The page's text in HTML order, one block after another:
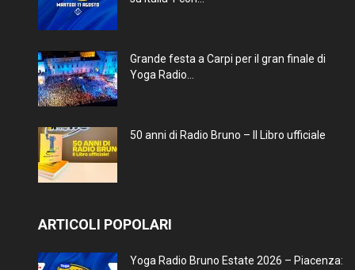
Grande festa a Carpi per il gran finale di
Yoga Radio...
50 anni di Radio Bruno – Il Libro ufficiale
ARTICOLI POPOLARI
Yoga Radio Bruno Estate 2026 – Piacenza: